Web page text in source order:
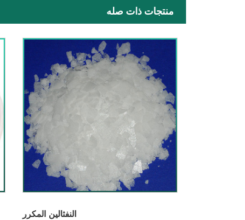
منتجات ذات صله
النفثالين المكرر